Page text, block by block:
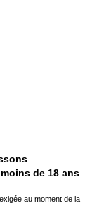
de 18 ans
au moment de la